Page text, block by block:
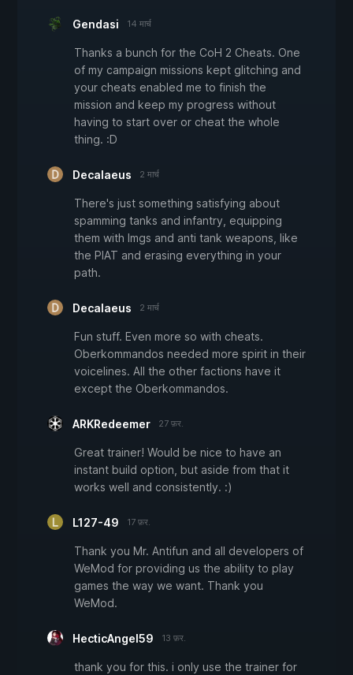
Gendasi 14 मार्च
Thanks a bunch for the CoH 2 Cheats. One
of my campaign missions kept glitching and
your cheats enabled me to finish the
mission and keep my progress without
having to start over or cheat the whole
thing. :D
Decalaeus 2 मार्च
There's just something satisfying about
spamming tanks and infantry, equipping
them with lmgs and anti tank weapons, like
the PIAT and erasing everything in your
path.
Decalaeus 2 मार्च
Fun stuff. Even more so with cheats.
Oberkommandos needed more spirit in their
voicelines. All the other factions have it
except the Oberkommandos.
ARKRedeemer 27 फ़र.
Great trainer! Would be nice to have an
instant build option, but aside from that it
works well and consistently. :)
L127-49 17 फ़र.
Thank you Mr. Antifun and all developers of
WeMod for providing us the ability to play
games the way we want. Thank you
WeMod.
HecticAngel59 13 फ़र.
thank you for this. i only use the trainer for